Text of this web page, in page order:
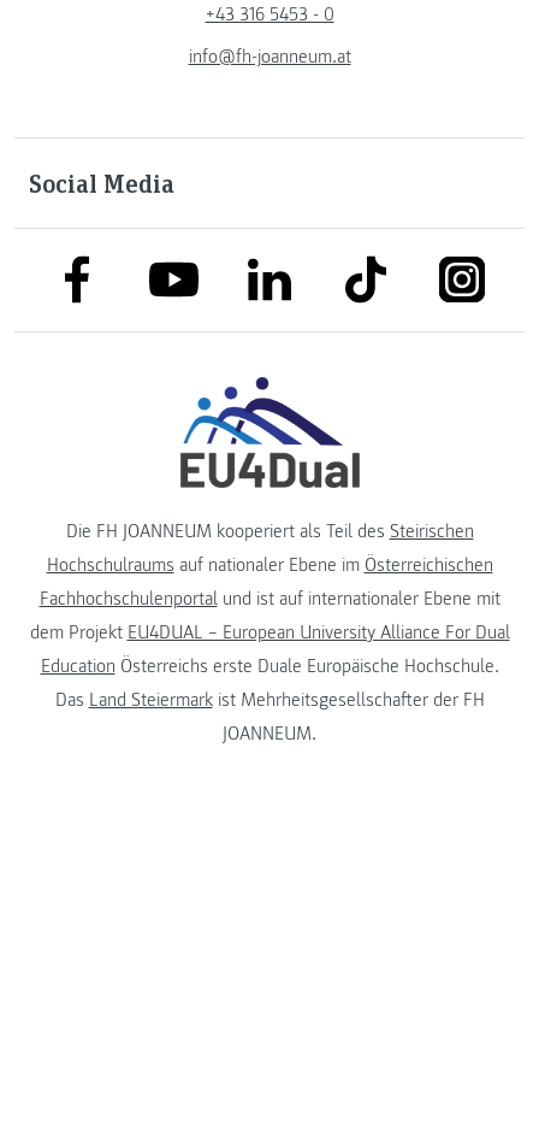
+43 316 5453 - 0
info@fh-joanneum.at
Social Media
link to facebooklink to youtubelink to linkedinlink to tiktok
Die FH JOANNEUM kooperiert als Teil des Steirischen
Hochschulraums auf nationaler Ebene im Österreichischen
Fachhochschulenportalund ist auf internationaler Ebene mit
dem Projekt EU4DUAL – European University Alliance For Dual
Education Österreichs erste Duale Europäische Hochschule.
Das Land Steiermarkist Mehrheitsgesellschafter der FH
JOANNEUM.